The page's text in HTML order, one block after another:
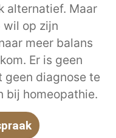
alternatief. Maar
wil op zijn
meer balans
Er is geen
geen diagnose te
bij homeopathie.